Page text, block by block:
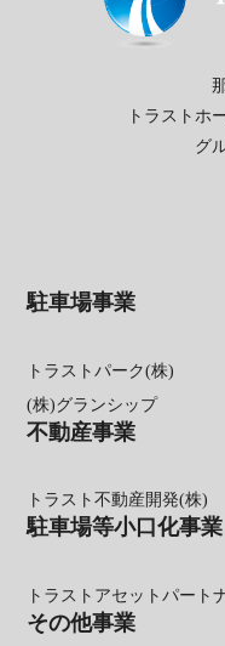
トラストホ
グ
駐車場事業
トラストパーク(株)
(株)グランシップ
不動産事業
トラスト不動産開発(株)
駐車場等小口化事業
トラストアセットパート
その他事業